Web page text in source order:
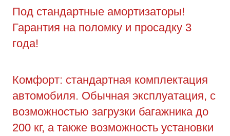
Под стандартные амортизаторы!
Гарантия на поломку и просадку 3
года!
Комфорт: стандартная комплектация
автомобиля. Обычная эксплуатация, с
возможностью загрузки багажника до
200 кг, а также возможность установки